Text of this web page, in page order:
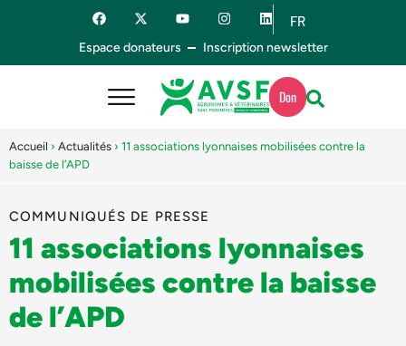
FR
ES
Espace donateurs Inscription newsletter
Don
Accueil › Actualités › 11 associations lyonnaises mobilisées contre la
baisse de l’APD
COMMUNIQUÉS DE PRESSE
11 associations lyonnaises
mobilisées contre la baisse
de l’APD